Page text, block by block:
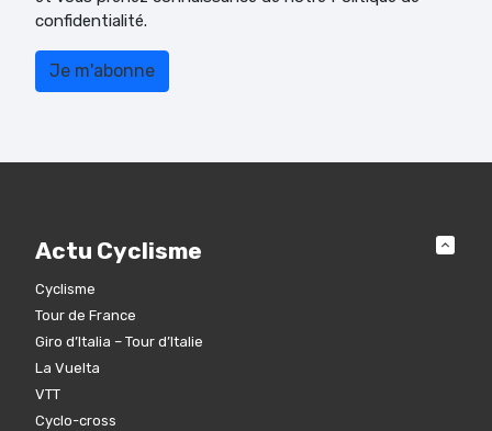
confidentialité.
Actu Cyclisme
Cyclisme
Tour de France
Giro d’Italia – Tour d’Italie
La Vuelta
VTT
Cyclo-cross